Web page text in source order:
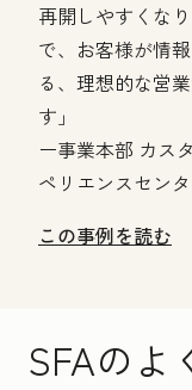
再開しやすくな
で、お客様が情
る、理想的な営
す」
ー事業本部 カス
ペリエンスセン
この事例を読む
SFAのよ